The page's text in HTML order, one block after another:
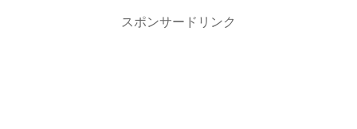
スポンサードリンク